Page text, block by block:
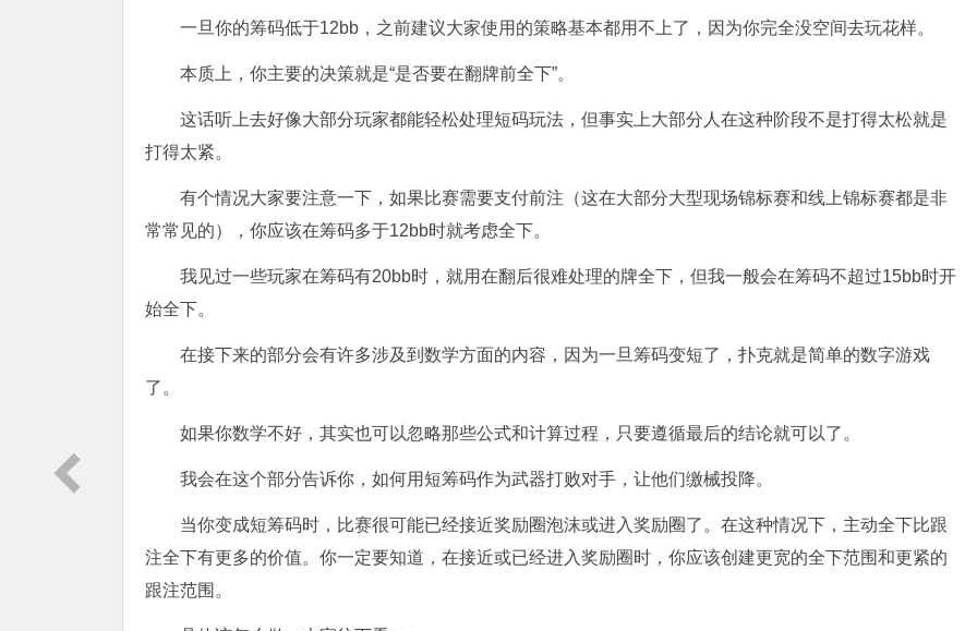
一旦你的筹码低于12bb，之前建议大家使用的策略基本都用不上了，因为你完全没空间去玩花样。
本质上，你主要的决策就是“是否要在翻牌前全下”。
这话听上去好像大部分玩家都能轻松处理短码玩法，但事实上大部分人在这种阶段不是打得太松就是
打得太紧。
有个情况大家要注意一下，如果比赛需要支付前注（这在大部分大型现场锦标赛和线上锦标赛都是非
常常见的），你应该在筹码多于12bb时就考虑全下。
我见过一些玩家在筹码有20bb时，就用在翻后很难处理的牌全下，但我一般会在筹码不超过15bb时开
始全下。
在接下来的部分会有许多涉及到数学方面的内容，因为一旦筹码变短了，扑克就是简单的数字游戏
了。
如果你数学不好，其实也可以忽略那些公式和计算过程，只要遵循最后的结论就可以了。
我会在这个部分告诉你，如何用短筹码作为武器打败对手，让他们缴械投降。
当你变成短筹码时，比赛很可能已经接近奖励圈泡沫或进入奖励圈了。在这种情况下，主动全下比跟
注全下有更多的价值。你一定要知道，在接近或已经进入奖励圈时，你应该创建更宽的全下范围和更紧的
跟注范围。